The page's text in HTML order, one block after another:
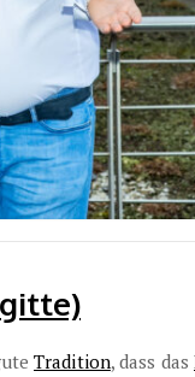
Tradition, dass das